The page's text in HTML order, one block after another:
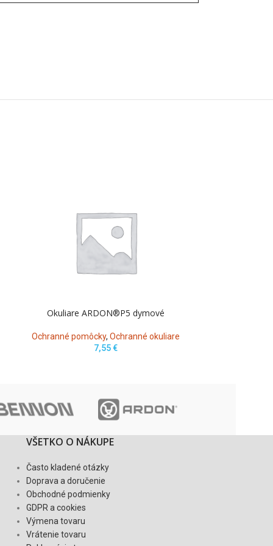
Okuliare ARDON®P5 dymové
Ochranné pomôcky, Ochranné okuliare
7,55€
VŠETKO O NÁKUPE
Často kladené otázky
Doprava a doručenie
Obchodné podmienky
GDPR a cookies
Výmena tovaru
Vrátenie tovaru